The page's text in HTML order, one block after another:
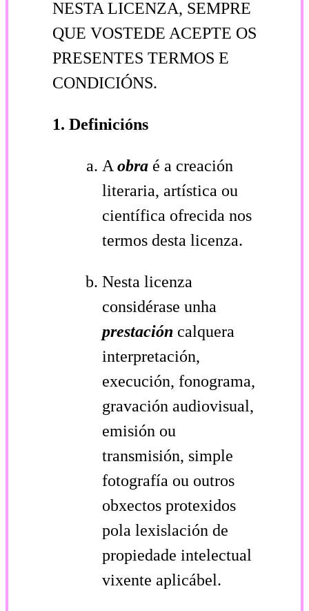
NESTA LICENZA, SEMPRE
QUE VOSTEDE ACEPTE OS
PRESENTES TERMOS E
CONDICIÓNS.
1. Definicións
A obra é a creación
literaria, artística ou
científica ofrecida nos
termos desta licenza.
Nesta licenza
considérase unha
prestación calquera
interpretación,
execución, fonograma,
gravación audiovisual,
emisión ou
transmisión, simple
fotografía ou outros
obxectos protexidos
pola lexislación de
propiedade intelectual
vixente aplicábel.